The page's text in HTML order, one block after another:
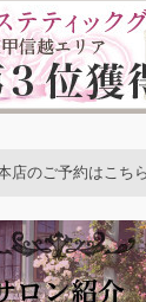
店のご予約はこち